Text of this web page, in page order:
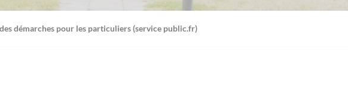
démarches pour les particuliers (service public.fr)